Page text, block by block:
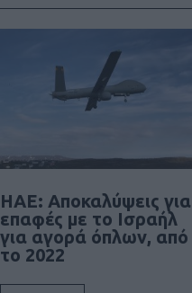
ΗΑΕ: Αποκαλύψεις για
επαφές με το Ισραήλ
για αγορά όπλων, από
το 2022